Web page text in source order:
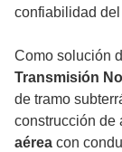
confiabilidad
Como solución
Transmisión
de tramo
construcción de
aérea con